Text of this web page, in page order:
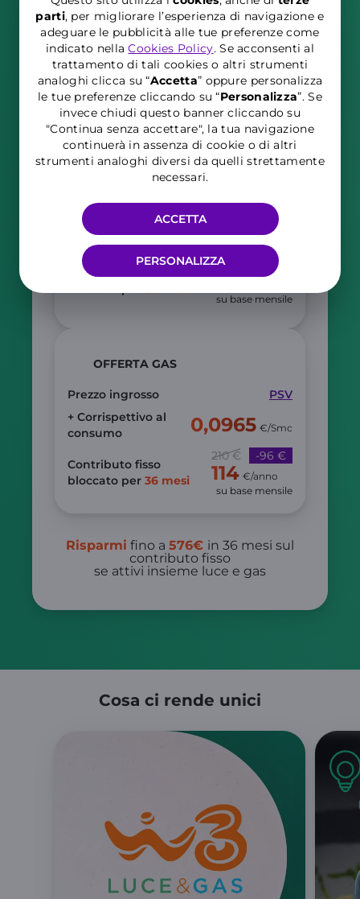
parti, per migliorare l’esperienza di navigazione e
adeguare le pubblicità alle tue preferenze come
indicato nellaCookies Policy. Se acconsenti al
trattamento di tali cookies o altri strumenti
analoghi clicca su “Accetta” oppure personalizza
le tue preferenze cliccando su “Personalizza”. Se
invece chiudi questo banner cliccando su
"Continua senza accettare", la tua navigazione
continuerà in assenza di cookie o di altri
strumenti analoghi diversi da quelli strettamente
necessari.
PERSONALIZZA
ACCETTA
LUCE E GAS
Condizioni valide per 3 anni
Possibilità di richiedere supporto anche nei
WINDTRE Store
OFFERTA LUCE
Prezzo ingrosso
PUN
+ Corrispettivo al
consumo
0,0278 €/kWh
Contributo fisso
210 € -96 €
114
su base mensile
OFFERTA GAS
Prezzo ingrosso
PSV
+ Corrispettivo al
consumo
0,0965 €/Smc
Contributo fisso
bloccato per 36 mesi
210 € -96 €
114 €/anno
su base mensile
Risparmi fino a 576€ in 36 mesi sul
contributo fisso
se attivi insieme luce e gas
Cosa ci rende unici